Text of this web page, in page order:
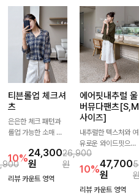
티븐롤업 체크셔
츠
은은한 체크 패턴과
롤업 가능한 소매 디
를 연출하실 수 있어
요🌿 차르르 흐르는
가벼운 소재와 여유로
10%24,300
원
26,900
원
리뷰 카운트 영역
에어핏내추럴 울
버뮤다팬츠[S,M
사이즈]
내추럴한 텍스처와 여
유로운 와이드핏으로
군살은 자연스럽게 커
버해드리는 버뮤다 팬
츠 🤍 깔끔한 허리 디
테일과 편안한 착용감
10%47,700
원
리뷰 카운트 영역